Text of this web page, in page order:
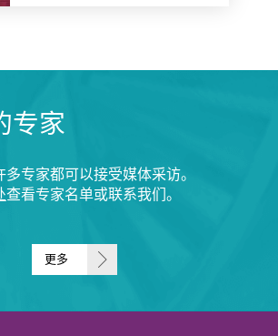
专家
多专家都可以接受媒体采访。
查看专家名单或联系我们。
更多